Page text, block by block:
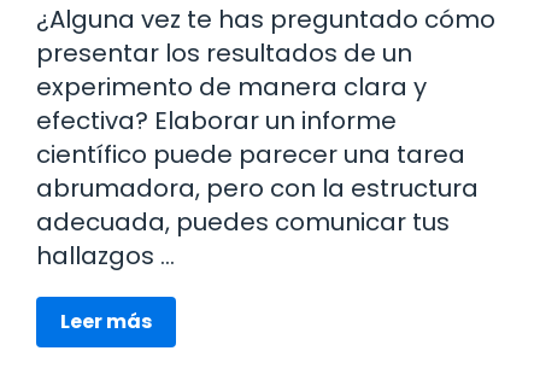
¿Alguna vez te has preguntado cómo
presentar los resultados de un
experimento de manera clara y
efectiva? Elaborar un informe
científico puede parecer una tarea
abrumadora, pero con la estructura
adecuada, puedes comunicar tus
hallazgos …
Leer más